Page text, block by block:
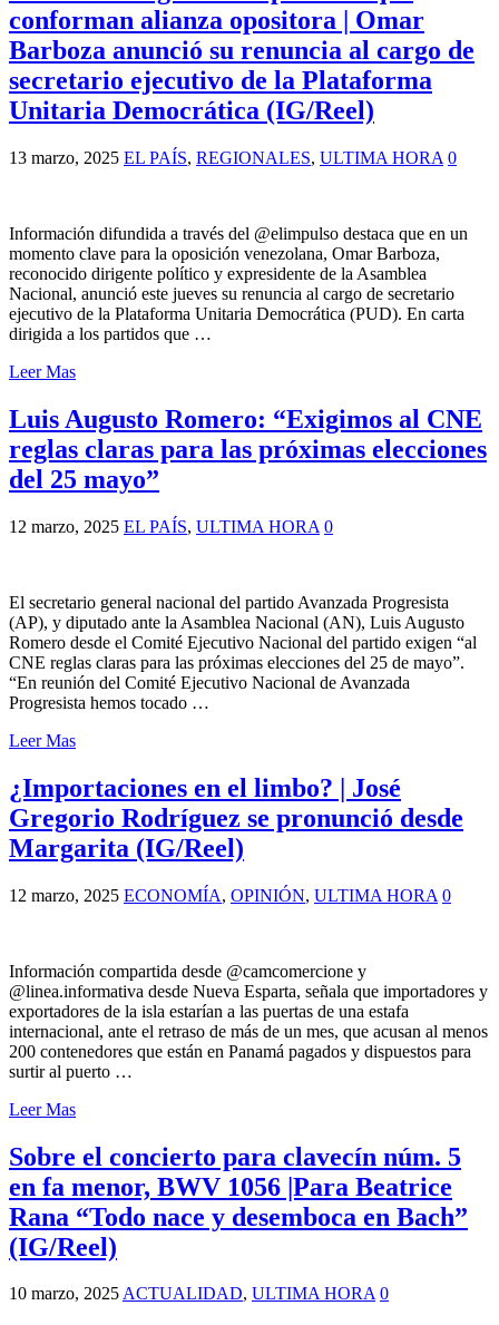
conforman alianza opositora | Omar
Barboza anunció su renuncia al cargo de
secretario ejecutivo de la Plataforma
Unitaria Democrática (IG/Reel)
13 marzo, 2025 EL PAÍS, REGIONALES, ULTIMA HORA 0
Información difundida a través del @elimpulso destaca que en un
momento clave para la oposición venezolana, Omar Barboza,
reconocido dirigente político y expresidente de la Asamblea
Nacional, anunció este jueves su renuncia al cargo de secretario
ejecutivo de la Plataforma Unitaria Democrática (PUD). En carta
dirigida a los partidos que …
Leer Mas
Luis Augusto Romero: “Exigimos al CNE
reglas claras para las próximas elecciones
del 25 mayo”
12 marzo, 2025 EL PAÍS, ULTIMA HORA 0
El secretario general nacional del partido Avanzada Progresista
(AP), y diputado ante la Asamblea Nacional (AN), Luis Augusto
Romero desde el Comité Ejecutivo Nacional del partido exigen “al
CNE reglas claras para las próximas elecciones del 25 de mayo”.
“En reunión del Comité Ejecutivo Nacional de Avanzada
Progresista hemos tocado …
Leer Mas
¿Importaciones en el limbo? | José
Gregorio Rodríguez se pronunció desde
Margarita (IG/Reel)
12 marzo, 2025 ECONOMÍA, OPINIÓN, ULTIMA HORA 0
Información compartida desde @camcomercione y
@linea.informativa desde Nueva Esparta, señala que importadores y
exportadores de la isla estarían a las puertas de una estafa
internacional, ante el retraso de más de un mes, que acusan al menos
200 contenedores que están en Panamá pagados y dispuestos para
surtir al puerto …
Leer Mas
Sobre el concierto para clavecín núm. 5
en fa menor, BWV 1056 |Para Beatrice
Rana “Todo nace y desemboca en Bach”
(IG/Reel)
10 marzo, 2025ACTUALIDAD, ULTIMA HORA 0